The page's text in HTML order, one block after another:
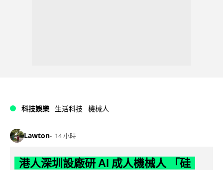
科技娛樂 生活科技 機械人
Lawton 14 小時
港人深圳設廠研 AI 成人機械人 「硅